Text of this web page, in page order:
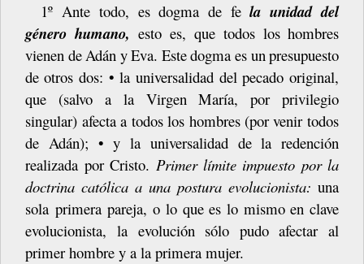
1º Ante todo, es dogma de fela unidad del
género humano,esto es, que todos los hombres
vienen deAdán yEva. Estedogma es unpresupuesto
de otros dos: • la universalidad del pecado original,
que (salvo a la Virgen María, por privilegio
singular) afecta a todos los hombres (por venir todos
de Adán); • y la universalidad de la redención
realizada por Cristo. Primer límite impuesto por la
doctrina católica a una postura evolucionista: una
sola primera pareja, o lo que es lo mismo en clave
evolucionista, la evolución sólo pudo afectar al
primer hombre y a la primera mujer.